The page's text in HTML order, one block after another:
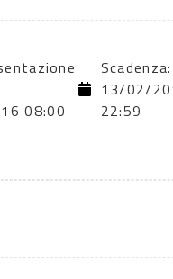
08:00
Scadenza:
13/02/
22:59